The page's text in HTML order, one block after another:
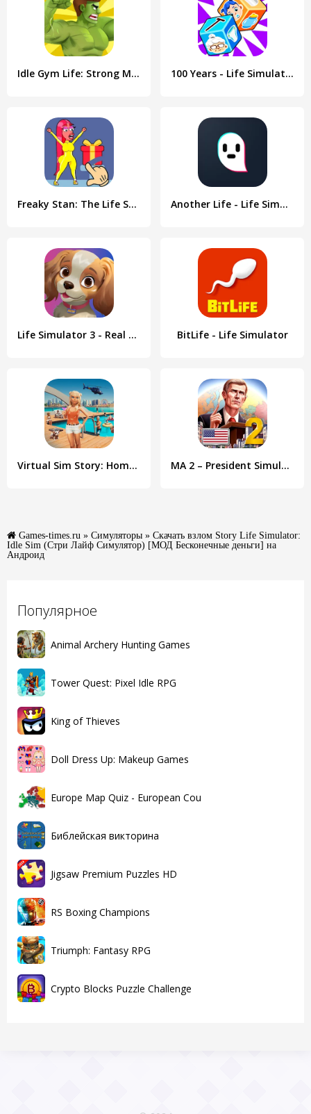
Популярное
Animal Archery Hunting Games
Tower Quest: Pixel Idle RPG
King of Thieves
Doll Dress Up: Makeup Games
Europe Map Quiz - European Cou
Библейская викторина
Jigsaw Premium Puzzles HD
RS Boxing Champions
Triumph: Fantasy RPG
Crypto Blocks Puzzle Challenge
Idle Gym Life: Strong Man 100 Years - Life Simulator
Freaky Stan: The Life Story Another Life - Life Simulator
Life Simulator 3 - Real Life BitLife - Life Simulator
Virtual Sim Story: Home & Life MA 2 – President Simulator
Games-times.ru » Симуляторы » Скачать взлом Story Life Simulator:
Idle Sim (Стри Лайф Симулятор) [МОД Бесконечные деньги] на
Андроид